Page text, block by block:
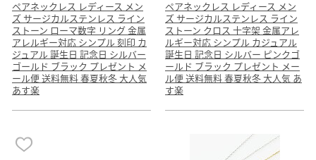
ペアネックレス レディース メン
ズ サージカルステンレス ライン
ストーン ローマ数字 リング 金属
アレルギー対応 シンプル 刻印 カ
ジュアル 誕生日 記念日 シルバー
ゴールド ブラック プレゼント メ
ール便 送料無料 春夏秋冬 大人気
あす楽
ペアネックレス レディース メン
ズ サージカルステンレス ライン
ストーン クロス 十字架 金属アレ
ルギー対応 シンプル カジュアル
誕生日 記念日 シルバー ピンクゴ
ールド ブラック プレゼント メー
ル便 送料無料 春夏秋冬 大人気 あ
す楽